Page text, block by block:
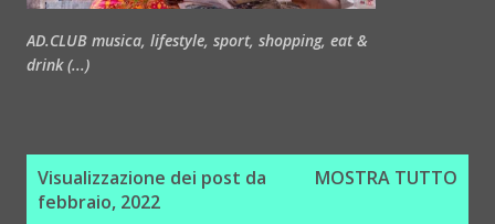
AD.CLUB musica, lifestyle, sport, shopping, eat &
drink (...)
Visualizzazione dei post da
febbraio, 2022
MOSTRA TUTTO